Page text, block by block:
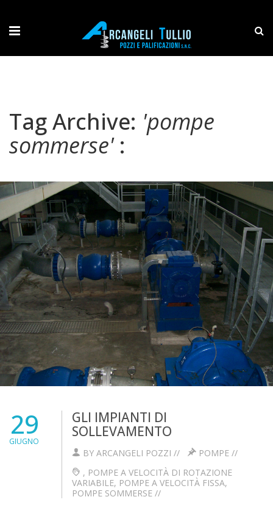
Tag Archive: 'pompe
sommerse':
29
GIUGNO
GLI IMPIANTI DI
SOLLEVAMENTO
BY ARCANGELI POZZI // POMPE //
, POMPE A VELOCITÀ DI ROTAZIONE
VARIABILE, POMPE A VELOCITÀ FISSA,
POMPE SOMMERSE //